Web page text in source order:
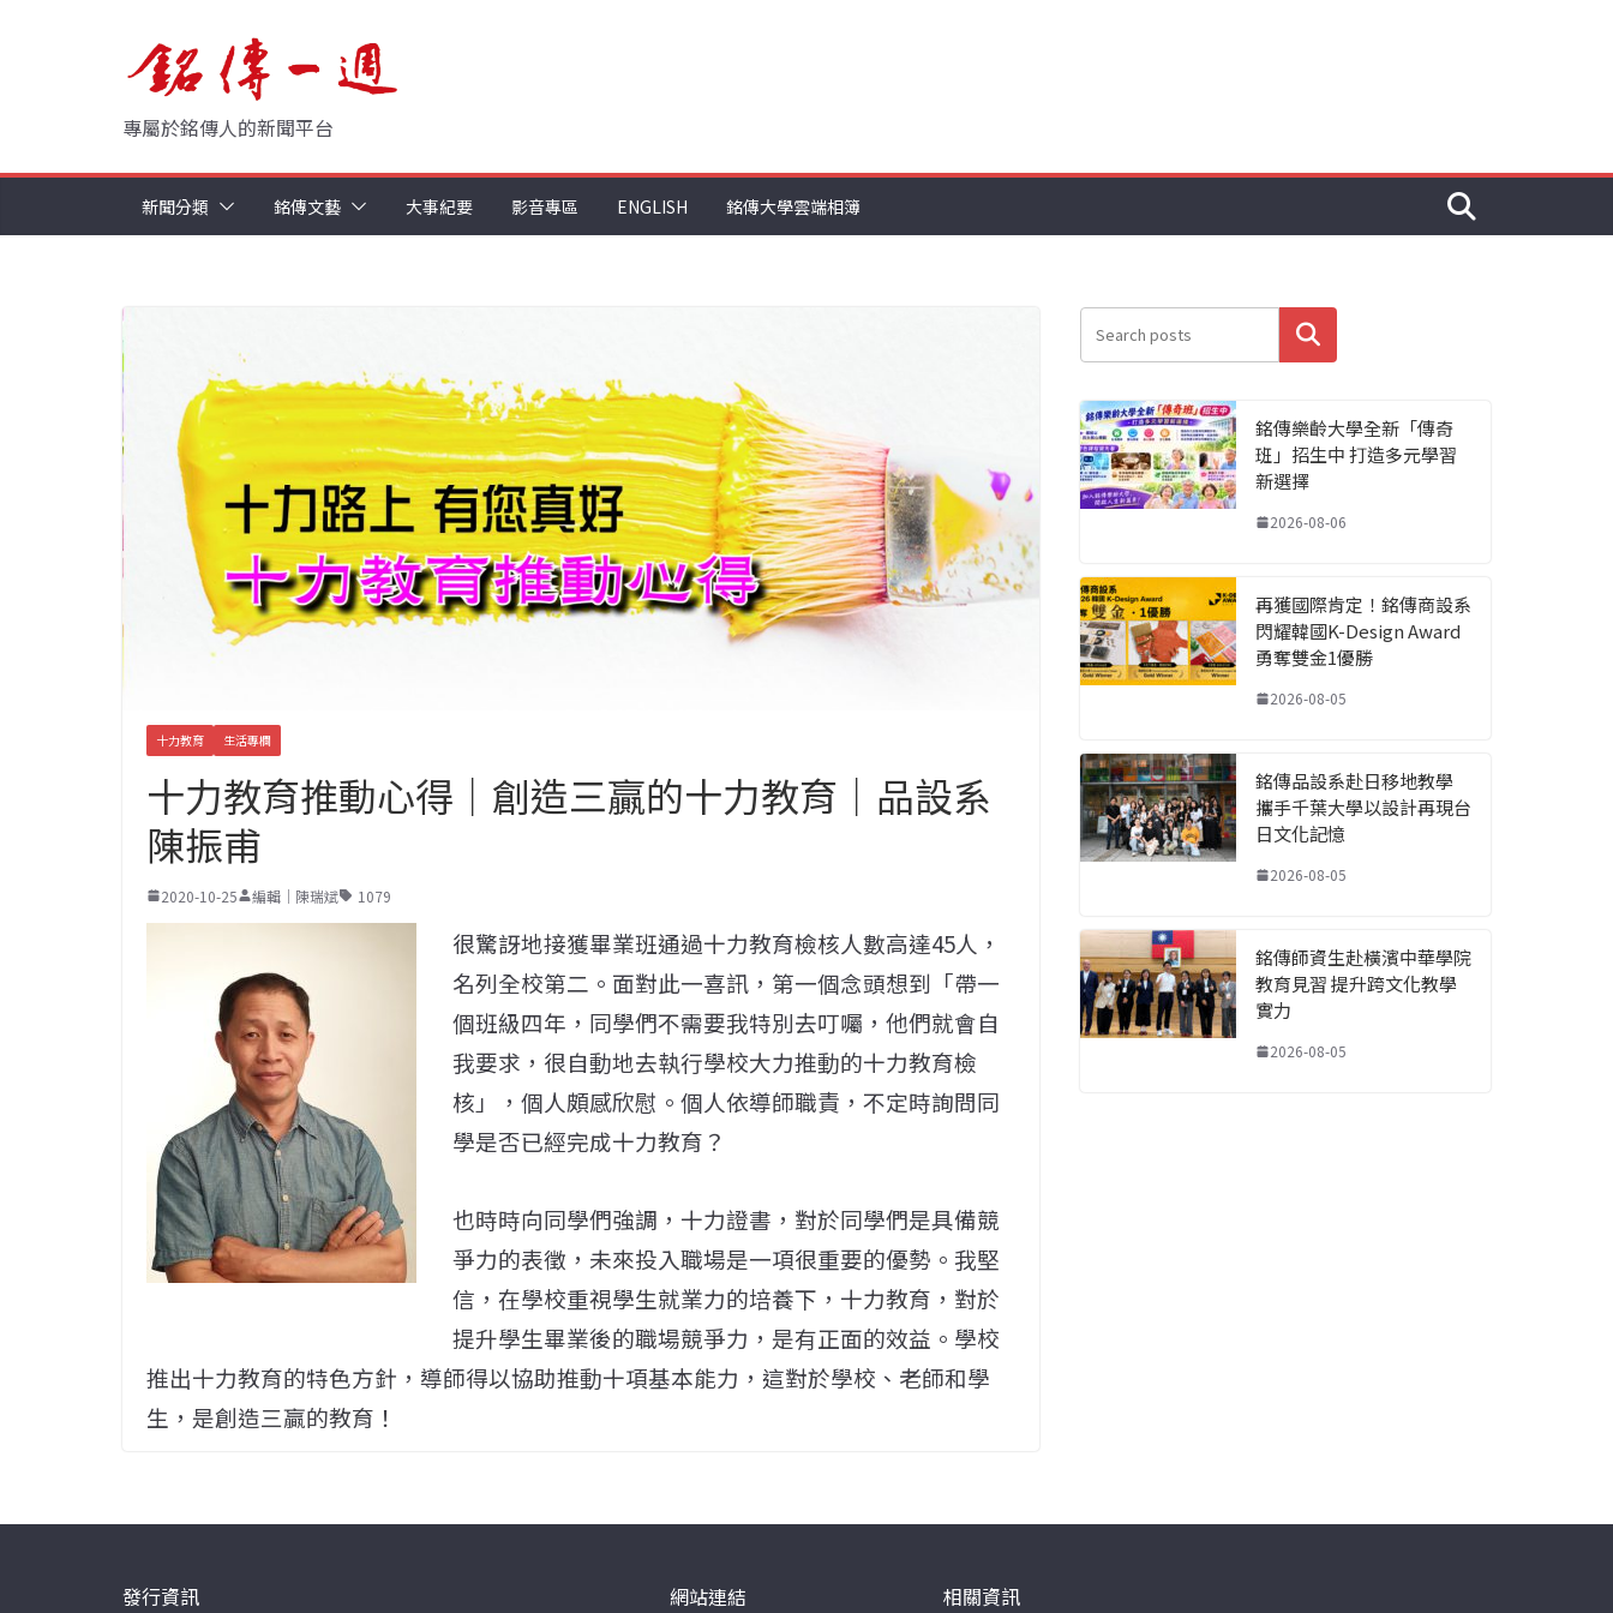
專屬於銘傳人的新聞平台
新聞分類 銘傳文藝 大事紀要 影音專區 ENGLISH 銘傳大學雲端相簿
十力教育 生活專欄
十力教育推動心得｜創造三贏的十力教育｜品設系
陳振甫
2020-10-25 編輯｜陳瑞斌 1079
很驚訝地接獲畢業班通過十力教育檢核人數高達45人，
名列全校第二。面對此一喜訊，第一個念頭想到「帶一
個班級四年，同學們不需要我特別去叮囑，他們就會自
我要求，很自動地去執行學校大力推動的十力教育檢
核」，個人頗感欣慰。個人依導師職責，不定時詢問同
學是否已經完成十力教育？
也時時向同學們強調，十力證書，對於同學們是具備競
爭力的表徵，未來投入職場是一項很重要的優勢。我堅
信，在學校重視學生就業力的培養下，十力教育，對於
提升學生畢業後的職場競爭力，是有正面的效益。學校
推出十力教育的特色方針，導師得以協助推動十項基本能力，這對於學校、老師和學
生，是創造三贏的教育！
搜尋
銘傳樂齡大學全新「傳奇
班」招生中 打造多元學習
新選擇
2026-08-06
再獲國際肯定！銘傳商設系
閃耀韓國K-Design Award
勇奪雙金1優勝
2026-08-05
銘傳品設系赴日移地教學
攜手千葉大學以設計再現台
日文化記憶
2026-08-05
銘傳師資生赴橫濱中華學院
教育見習 提升跨文化教學
實力
2026-08-05
發行資訊 網站連結 相關資訊